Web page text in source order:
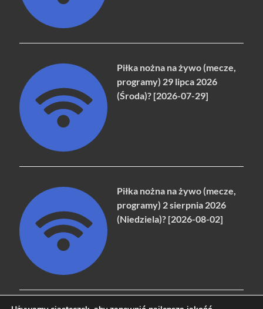
Piłka nożna na żywo (mecze,
programy) 29 lipca 2026
(Środa)? [2026-07-29]
Piłka nożna na żywo (mecze,
programy) 2 sierpnia 2026
(Niedziela)? [2026-08-02]